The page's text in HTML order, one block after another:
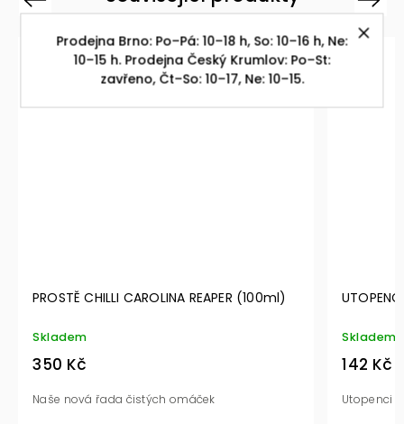
Prodejna Brno: Po–Pá: 10–18 h, So: 10–16 h, Ne:
10–15 h. Prodejna Český Krumlov: Po–St:
zavřeno, Čt–So: 10–17, Ne: 10–15.
CAROLINA REAPER (100ml)
řada čistých omáček
UTOPENCI s CHILLI
Utopenci s pořádnou